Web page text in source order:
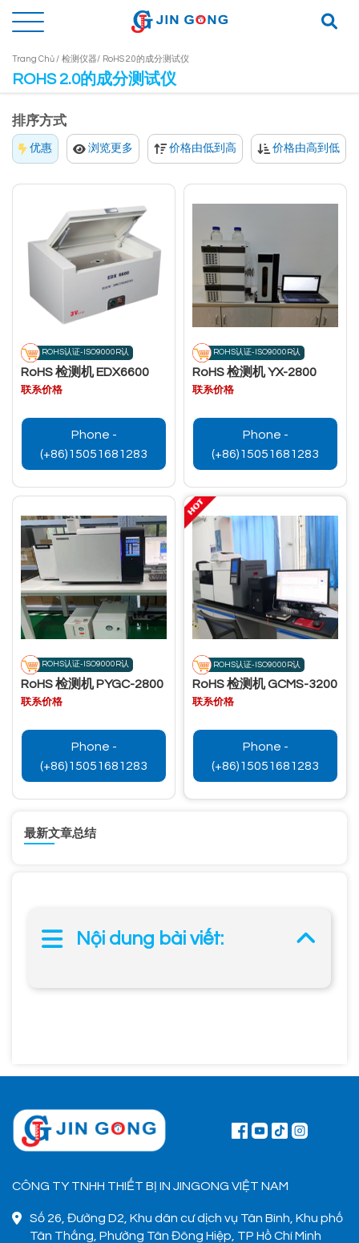
Trang Chủ / 检测仪器/ RoHS 2.0的成分测试仪
ROHS 2.0的成分测试仪
排序方式
优惠 浏览更多 价格由低到高 价格由高到低
ROHS认证-ISO9000R认
RoHS 检测机 EDX6600
联系价格
Phone -
(+86)15051681283
ROHS认证-ISO9000R认
RoHS 检测机 YX-2800
联系价格
Phone -
(+86)15051681283
ROHS认证-ISO9000R认
RoHS 检测机 PYGC-2800
联系价格
Phone -
(+86)15051681283
ROHS认证-ISO9000R认
RoHS 检测机 GCMS-3200
联系价格
Phone -
(+86)15051681283
Nội dung bài viết:
最新文章总结
CÔNG TY TNHH THIẾT BỊ IN JINGONG VIỆT NAM
Số 26, Đường D2, Khu dân cư dịch vụ Tân Bình, Khu phố
Tân Thắng, Phường Tân Đông Hiệp, TP Hồ Chí Minh